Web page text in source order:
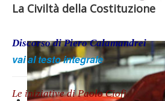
La Civiltà della Costituzione
Discorsodi Piero Calamandrei
vai al testo integrale
Le iniziative di Paolo Ciofi